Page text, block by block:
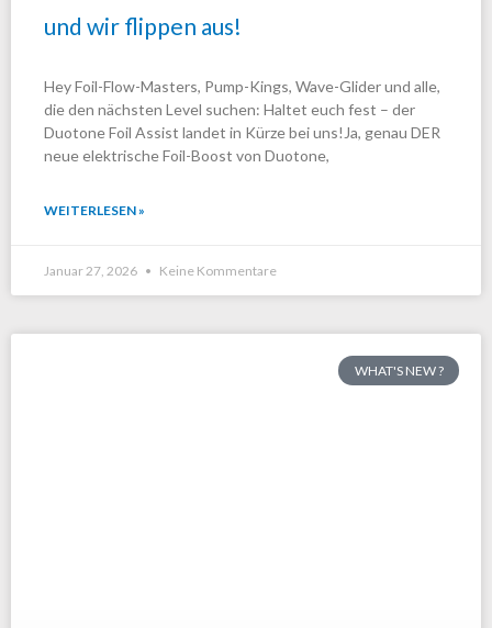
und wir flippen aus!
Hey Foil-Flow-Masters, Pump-Kings, Wave-Glider und alle,
die den nächsten Level suchen: Haltet euch fest – der
Duotone Foil Assist landet in Kürze bei uns!Ja, genau DER
neue elektrische Foil-Boost von Duotone,
WEITERLESEN »
Januar 27, 2026 Keine Kommentare
WHAT'S NEW ?